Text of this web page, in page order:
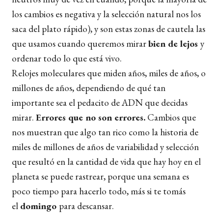
los cambios es negativa y la selección natural nos los
saca del plato rápido), y son estas zonas de cautela las
que usamos cuando queremos mirarbien de lejos y
ordenar todo lo que está vivo.
Relojes moleculares que miden años, miles de años, o
millones de años, dependiendo de qué tan
importante sea el pedacito de ADN que decidas
mirar. Errores que no son errores. Cambios que
nos muestran que algo tan rico como la historia de
miles de millones de años de variabilidad y selección
que resultó en la cantidad de vida que hay hoy en el
planeta se puede rastrear, porque una semana es
poco tiempo para hacerlo todo, más si te tomás
el domingo para descansar.